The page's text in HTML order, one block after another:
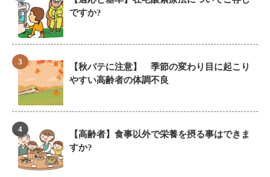
ですか?
【秋バテに注意】 季節の変わり目に起こり
やすい高齢者の体調不良
【高齢者】食事以外で栄養を摂る事はできま
すか?